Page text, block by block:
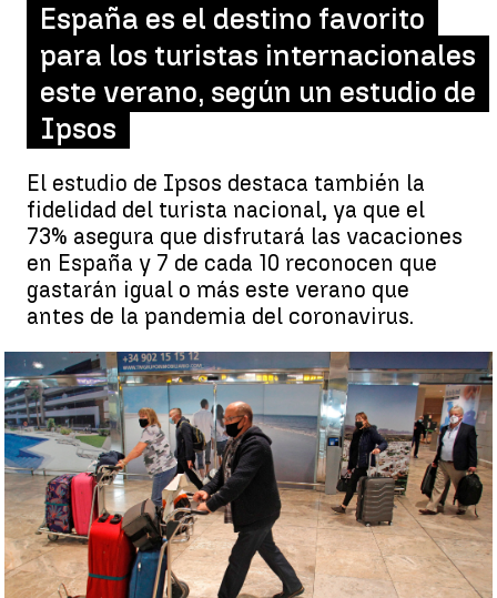
España es el destino favorito
para los turistas internacionales
este verano, según un estudio de
Ipsos
El estudio de Ipsos destaca también la
fidelidad del turista nacional, ya que el
73% asegura que disfrutará las vacaciones
en España y 7 de cada 10 reconocen que
gastarán igual o más este verano que
antes de la pandemia del coronavirus.
España es el destino favorito para los turistas internacionales
este verano, según un estudio de Ipsos |Efe
Guillermo Gallegos Gómez
Publicado:
24 de junio de 2021, 11:36